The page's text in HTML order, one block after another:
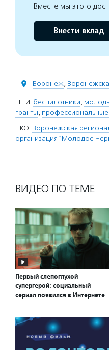
Вместе мы этого
Внести вклад
Воронеж,
ТЕГИ: беспилотники,
гранты,
НКО: Воронежская
организация "Молодое
ВИДЕО ПО ТЕМЕ
Первый слепоглухой
супергерой: социальный
сериал появился в Интернете